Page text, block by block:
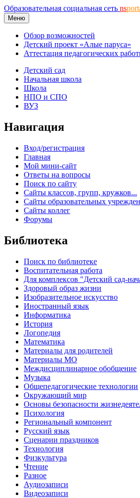
Образовательная социальная сеть ns
Меню
Обзор возможностей
Детский проект «Алые паруса»
Аттестация педагогических
Детский сад
Начальная школа
Школа
НПО и СПО
ВУЗ
Навигация
Вход/регистрация
Главная
Мой мини-сайт
Ответы на вопросы
Поиск по сайту
Сайты классов, групп, кружков...
Сайты образовательных
Сайты коллег
Форумы
Библиотека
Поиск по библиотеке
Воспитательная работа
Для комплексов "Детский сад-
Здоровый образ жизни
Изобразительное искусство
Иностранный язык
Информатика
История
Логопедия
Математика
Материалы для родителей
Материалы МО
Междисциплинарное обобщение
Музыка
Общепедагогические технологии
Окружающий мир
Основы безопасности
Психология
Региональный компонент
Русский язык
Сценарии праздников
Технология
Физкультура
Чтение
Разное
Аудиозаписи
Видеозаписи